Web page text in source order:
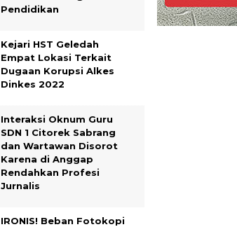
Pendidikan
Kejari HST Geledah
Empat Lokasi Terkait
Dugaan Korupsi Alkes
Dinkes 2022
Interaksi Oknum Guru
SDN 1 Citorek Sabrang
dan Wartawan Disorot
Karena di Anggap
Rendahkan Profesi
Jurnalis
IRONIS! Beban Fotokopi